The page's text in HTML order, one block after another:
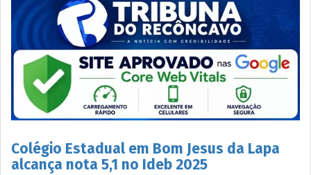
Colégio Estadual em Bom Jesus da Lapa
alcança nota 5,1 no Ideb 2025